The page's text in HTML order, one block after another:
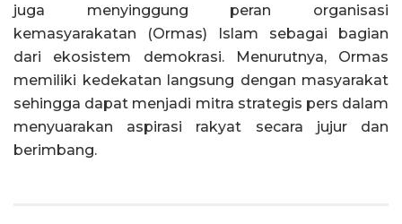
juga menyinggung peran organisasi
kemasyarakatan (Ormas) Islam sebagai bagian
dari ekosistem demokrasi. Menurutnya, Ormas
memiliki kedekatan langsung dengan masyarakat
sehingga dapat menjadi mitra strategis pers dalam
menyuarakan aspirasi rakyat secara jujur dan
berimbang.